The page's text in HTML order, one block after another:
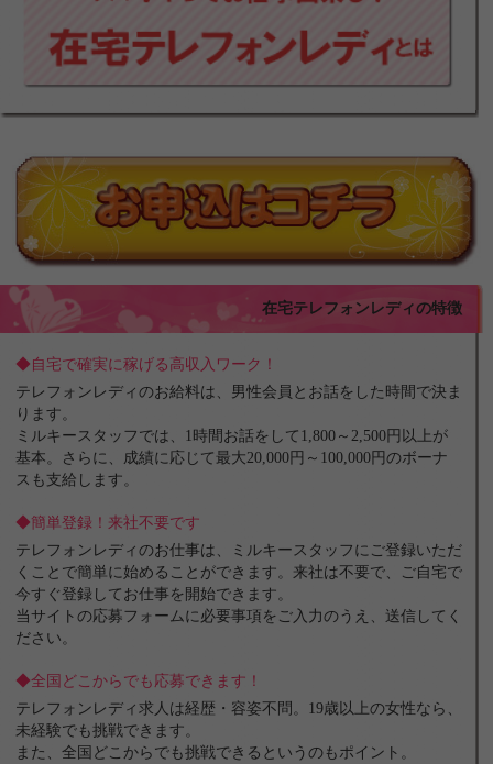
在宅テレフォンレディの特徴
◆自宅で確実に稼げる高収入ワーク！
テレフォンレディのお給料は、男性会員とお話をした時間で決ま
ります。
ミルキースタッフでは、1時間お話をして1,800～2,500円以上が
基本。さらに、成績に応じて最大20,000円～100,000円のボーナ
スも支給します。
◆簡単登録！来社不要です
テレフォンレディのお仕事は、ミルキースタッフにご登録いただ
くことで簡単に始めることができます。来社は不要で、ご自宅で
今すぐ登録してお仕事を開始できます。
当サイトの応募フォームに必要事項をご入力のうえ、送信してく
ださい。
◆全国どこからでも応募できます！
テレフォンレディ求人は経歴・容姿不問。19歳以上の女性なら、
未経験でも挑戦できます。
また、全国どこからでも挑戦できるというのもポイント。